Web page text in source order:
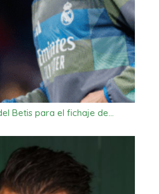
Betis para el fichaje de…